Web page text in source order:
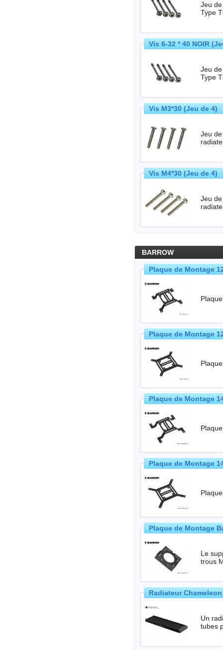
Jeu
Type
Vis 6-32 * 40 NOIR
Jeu
Type
Vis M3*30 (Jeu de 4)
Jeu
Vis M4*30 (Jeu de 4)
Jeu
BARROW
Plaque de Montage
Plaque de Montage
Plaque de Montage
Plaque de Montage
Plaque de Montage
Le
trous
Radiateur
Un
tubes